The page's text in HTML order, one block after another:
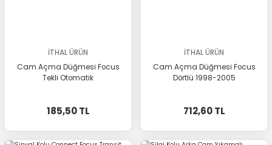
İTHAL ÜRÜN
Cam Açma Düğmesi Focus
Tekli Otomatik
185,50 TL
İTHAL ÜRÜN
Cam Açma Düğmesi Focus
Dörtlü 1998-2005
712,60 TL